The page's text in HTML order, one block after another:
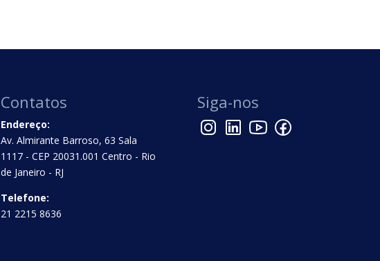
Contatos
Endereço:
Av. Almirante Barroso, 63 Sala
1117 - CEP 20031.001 Centro - Rio
de Janeiro - RJ
Telefone:
21 2215 8636
Siga-nos